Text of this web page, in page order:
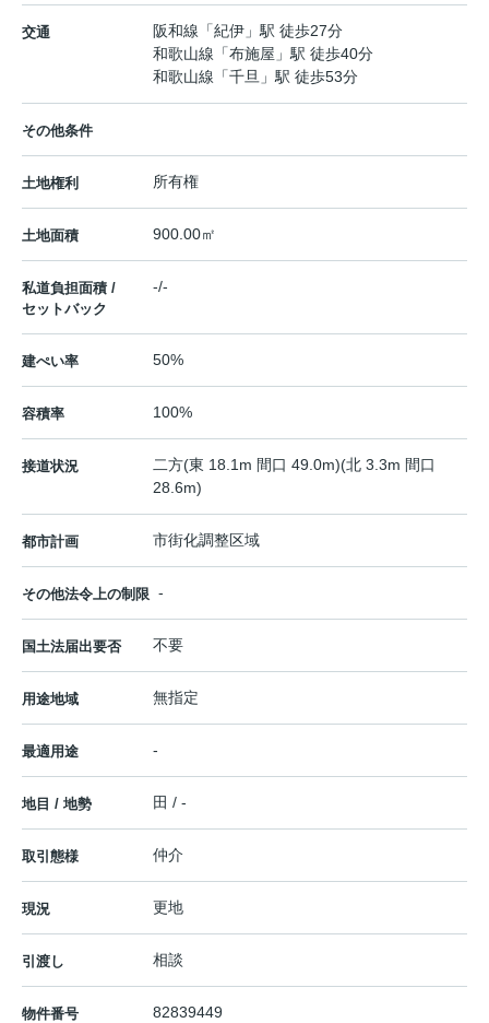
交通 阪和線 「紀伊 」駅 徒歩27分
和歌山線 「布施屋 」駅 徒歩40分
和歌山線 「千旦 」駅 徒歩53分
その他条件
土地権利 所有権
土地面積 900.00㎡
私道負担面積 /
セットバック
-/-
建ぺい率 50%
容積率 100%
接道状況
二方(東 18.1m 間口 49.0m)(北 3.3m 間口
28.6m)
都市計画 市街化調整区域
その他法令上の制限 -
国土法届出要否 不要
用途地域 無指定
最適用途 -
地目 / 地勢 田 / -
取引態様 仲介
現況 更地
引渡し 相談
物件番号 82839449